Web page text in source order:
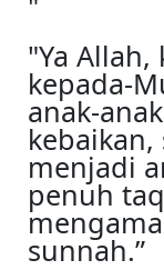
"Ya
kepada-
anak-
menjadi
penuh
sunnah.”